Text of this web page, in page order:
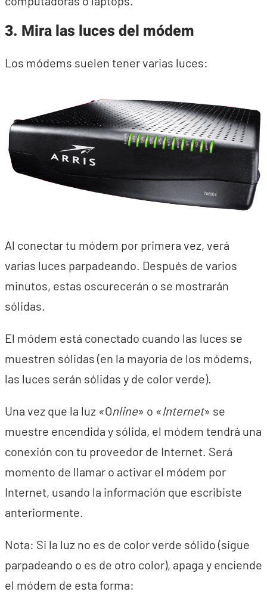
3. Mira las luces del módem
Los módems suelen tener varias luces:
Al conectar tu módem por primera vez, verá
varias luces parpadeando. Después de varios
minutos, estas oscurecerán o se mostrarán
sólidas.
El módem está conectado cuando las luces se
muestren sólidas (en la mayoría de los módems,
las luces serán sólidas y de color verde).
Una vez que la luz «Online» o «Internet» se
muestre encendida y sólida, el módem tendrá una
conexión con tu proveedor de Internet. Será
momento de llamar o activar el módem por
Internet, usando la información que escribiste
anteriormente.
Nota: Si la luz no es de color verde sólido (sigue
parpadeando o es de otro color), apaga y enciende
el módem de esta forma: